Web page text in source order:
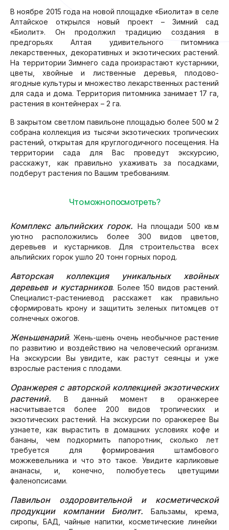
В ноябре 2015 года на новой площадке «Биолита» в селе
Алтайское открылся новый проект – Зимний сад
«Биолит». Он продолжил традицию создания в
предгорьях Алтая удивительного питомника
лекарственных, декоративных и экзотических растений.
На территории Зимнего сада произрастают кустарники,
цветы, хвойные и лиственные деревья, плодово-
ягодные культуры и множество лекарственных растений
для сада и дома. Территория питомника занимает 17 га,
растения в контейнерах – 2 га.
В закрытом светлом павильоне площадью более 500 м 2
собрана коллекция из тысячи экзотических тропических
растений, открытая для круглогодичного посещения. На
территории сада для Вас проведут экскурсию,
расскажут, как правильно ухаживать за посадками,
подберут растения по Вашим требованиям.
Что можно посмотреть?
Комплекс альпийских горок. На площади 500 кв.м
уютно расположились более 300 видов цветов,
деревьев и кустарников. Для строительства всех
альпийских горок ушло 20 тонн горных пород.
Авторская коллекция уникальных хвойных
деревьев и кустарников. Более 150 видов растений.
Специалист-растениевод расскажет как правильно
сформировать крону и защитить зеленых питомцев от
солнечных ожогов.
Женьшенарий. Жень-шень очень необычное растение
по развитию и воздействию на человеческий организм.
На экскурсии Вы увидите, как растут сеянцы и уже
взрослые растения с плодами.
Оранжерея с авторской коллекцией экзотических
растений. В данный момент в оранжерее
насчитывается более 200 видов тропических и
экзотических растений. На экскурсии по оранжерее Вы
узнаете, как вырастить в домашних условиях кофе и
бананы, чем подкормить папоротник, сколько лет
требуется для формирования штамбового
можжевельника и что это такое. Увидите карликовые
ананасы, и, конечно, полюбуетесь цветущими
фаленопсисами.
Павильон оздоровительной и косметической
продукции компании Биолит. Бальзамы, крема,
сиропы, БАД, чайные напитки, косметические линейки